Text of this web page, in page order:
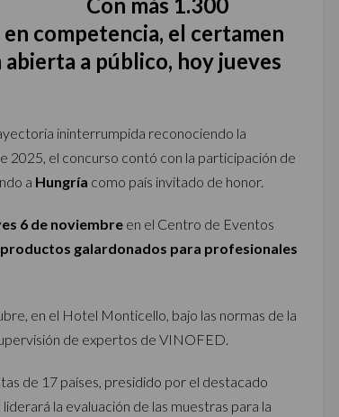
competencia, el certamen
a público, hoy jueves
ininterrumpida reconociendo la
2025, el concurso contó con la participación de
a Hungría como país invitado de honor.
6 de noviembre en el Centro de Eventos
galardonados para profesionales
en el Hotel Monticello, bajo las normas de la
de expertos de VINOFED.
de 17 países, presidido por el destacado
liderará la evaluación de las muestras para la